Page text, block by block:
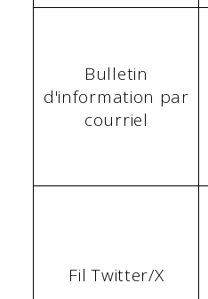
Bulletin
d'information par
courriel
Fil Twitter/X